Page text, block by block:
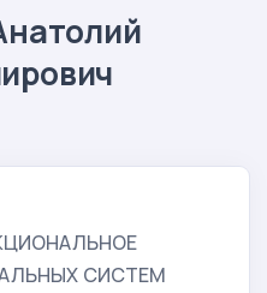
СИСТЕМ